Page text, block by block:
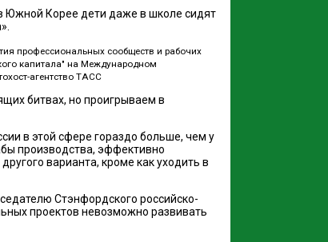
Южной Корее дети даже в школе сидят
профессиональных сообществ и рабочих
капитала" на Международном
агентство ТАСС
битвах, но проигрываем в
в этой сфере гораздо больше, чем у
производства, эффективно
варианта, кроме как уходить в
Стэнфордского российско-
проектов невозможно развивать